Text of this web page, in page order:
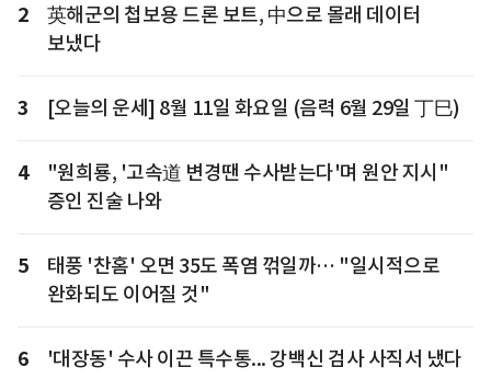
2
英해군의 첩보용 드론 보트, 中으로 몰래 데이터
보냈다
3 [오늘의 운세] 8월 11일 화요일 (음력 6월 29일 丁巳)
4
"원희룡, '고속道 변경땐 수사받는다'며 원안 지시"
증인 진술 나와
5
태풍 '찬홈' 오면 35도 폭염 꺾일까… "일시적으로
완화되도 이어질 것"
6 '대장동' 수사 이끈 특수통... 강백신 검사 사직서 냈다